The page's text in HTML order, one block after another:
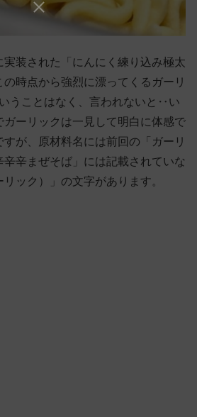
装された「にんにく練り込み極太
時点から強烈に漂ってくるガーリ
うことはなく、言われないと‥い
ーリックは一見して明白に体感で
が、原材料名には前回の「ガーリ
辛辛まぜそば」には記載されていな
ック）」の文字があります。